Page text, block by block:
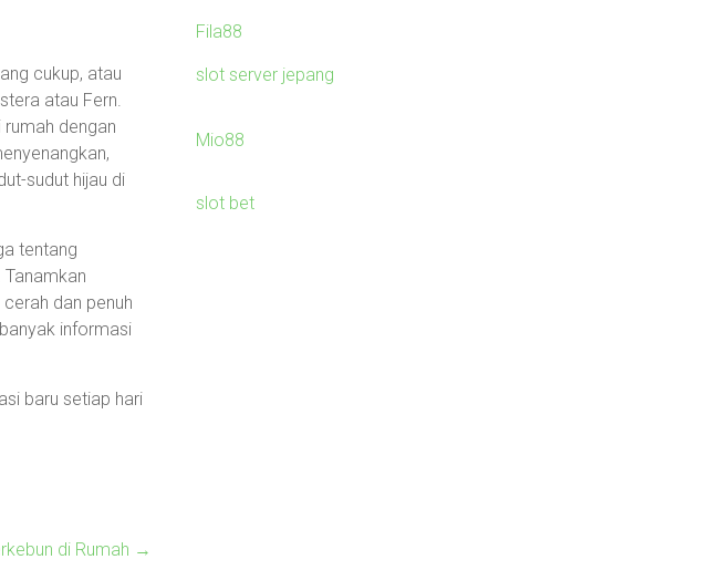
cukup, atau
atau Fern.
dengan
sudut hijau di
tentang
dan penuh
informasi
baru setiap hari
di Rumah →
Fila88
slot server jepang
Mio88
slot bet